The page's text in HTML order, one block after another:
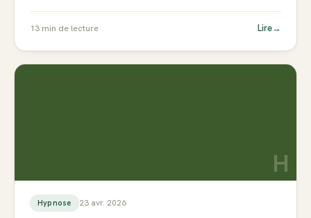
13 min de lecture Lire→
H
Hypnose 23 avr. 2026